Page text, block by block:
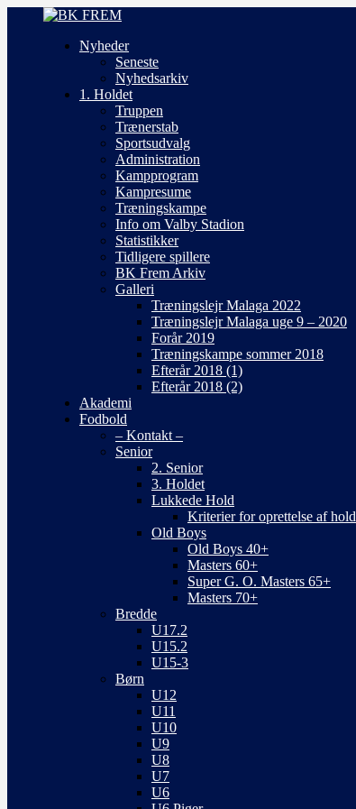
Nyheder
Seneste
Nyhedsarkiv
1. Holdet
Truppen
Trænerstab
Sportsudvalg
Administration
Kampprogram
Kampresume
Træningskampe
Info om Valby Stadion
Statistikker
Tidligere spillere
BK Frem Arkiv
Galleri
Træningslejr Malaga 2022
Træningslejr Malaga uge 9 – 2020
Forår 2019
Træningskampe sommer 2018
Efterår 2018 (1)
Efterår 2018 (2)
Akademi
Fodbold
– Kontakt –
Senior
2. Senior
3. Holdet
Lukkede Hold
Kriterier for oprettelse af hold
Old Boys
Old Boys 40+
Masters 60+
Super G. O. Masters 65+
Masters 70+
Bredde
U17.2
U15.2
U15-3
Børn
U12
U11
U10
U9
U8
U7
U6